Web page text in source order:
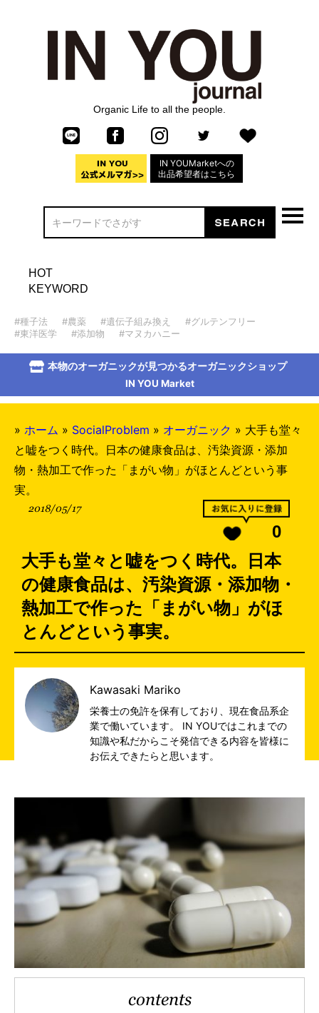
Organic Life to all the people.
IN YOUMarketへの
出品希望者はこちら
HOT
KEYWORD
#種子法 #農薬 #遺伝子組み換え
#グルテンフリー
#東洋医学
#添加物 #マヌカハニー
本物のオーガニックが見つかるオーガニックショップ
IN YOU Market
» ホーム » SocialProblem » オーガニック » 大手も堂々
と嘘をつく時代。日本の健康食品は、汚染資源・添加
物・熱加工で作った「まがい物」がほとんどという事
実。
2018/05/17
0
大手も堂々と嘘をつく時代。日本
の健康食品は、汚染資源・添加物・
熱加工で作った「まがい物」がほ
とんどという事実。
Kawasaki Mariko
栄養士の免許を保有しており、現在食品系企
業で働いています。 IN YOUではこれまでの
知識や私だからこそ発信できる内容を皆様に
お伝えできたらと思います。
contents